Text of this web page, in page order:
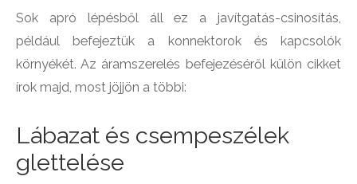
Sok apró lépésből áll ez a javítgatás-csinosítás,
például befejeztük a konnektorok és kapcsolók
környékét. Az áramszerelés befejezéséről külön cikket
írok majd, most jöjjön a többi:
Lábazat és csempeszélek
glettelése